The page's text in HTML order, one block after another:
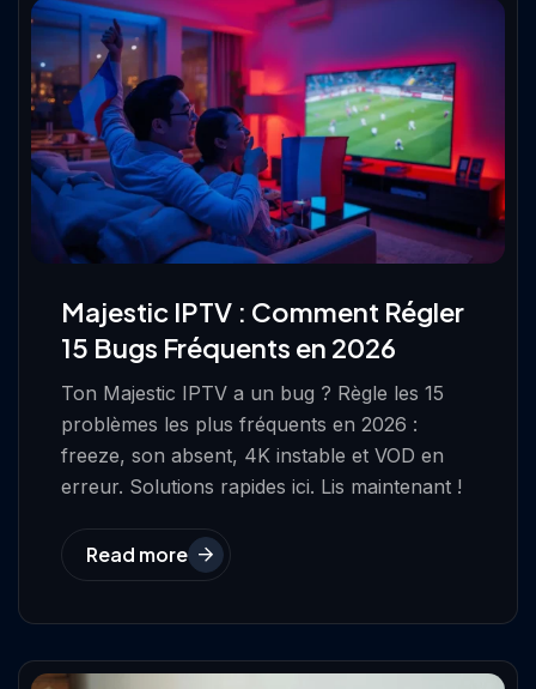
Majestic IPTV : Comment Régler
15 Bugs Fréquents en 2026
Ton Majestic IPTV a un bug ? Règle les 15
problèmes les plus fréquents en 2026 :
freeze, son absent, 4K instable et VOD en
erreur. Solutions rapides ici. Lis maintenant !
Read more